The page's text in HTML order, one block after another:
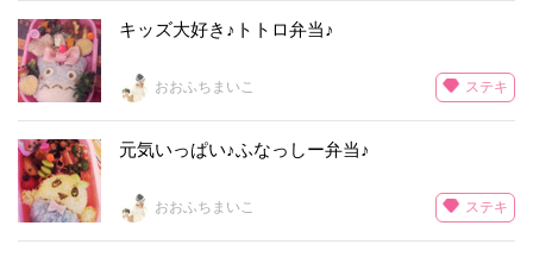
キッズ大好き♪トトロ弁当♪
おおふちまいこ ステキ
元気いっぱい♪ふなっしー弁当♪
おおふちまいこ ステキ